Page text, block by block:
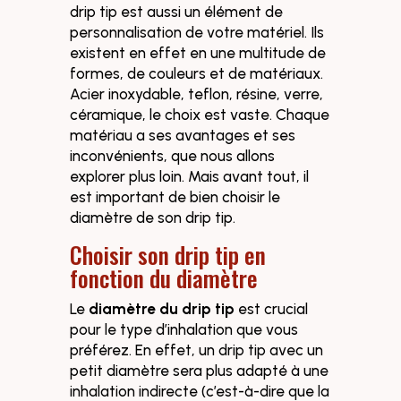
drip tip est aussi un élément de
personnalisation de votre matériel. Ils
existent en effet en une multitude de
formes, de couleurs et de matériaux.
Acier inoxydable, teflon, résine, verre,
céramique, le choix est vaste. Chaque
matériau a ses avantages et ses
inconvénients, que nous allons
explorer plus loin. Mais avant tout, il
est important de bien choisir le
diamètre de son drip tip.
Choisir son drip tip en
fonction du diamètre
Le diamètre du drip tip est crucial
pour le type d’inhalation que vous
préférez. En effet, un drip tip avec un
petit diamètre sera plus adapté à une
inhalation indirecte (c’est-à-dire que la